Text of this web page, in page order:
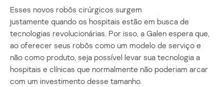
Esses novos robôs cirúrgicos surgem
justamente quando os hospitais estão em busca de
tecnologias revolucionárias. Por isso, a Galen espera que,
ao oferecer seus robôs como um modelo de serviço e
não como produto, seja possível levar sua tecnologia a
hospitais e clínicas que normalmente não poderiam arcar
com um investimento desse tamanho.